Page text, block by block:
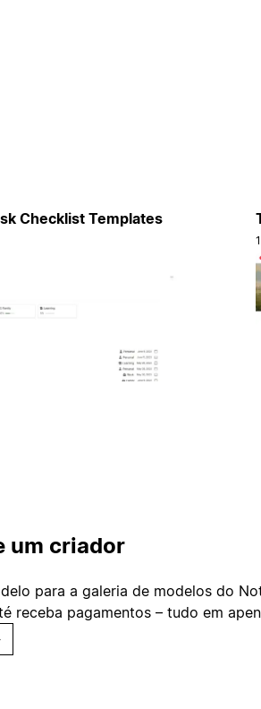
Checklist Templates
um criador
para a galeria de modelos do
receba pagamentos – tudo em